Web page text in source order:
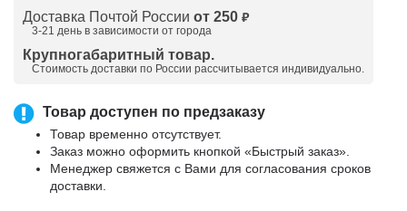
Доставка Почтой России от 250 ₽
3-21 день в зависимости от города
Крупногабаритный товар.
Стоимость доставки по России рассчитывается индивидуально.
Товар доступен по предзаказу
Товар временно отсутствует.
Заказ можно оформить кнопкой «Быстрый заказ».
Менеджер свяжется с Вами для согласования сроков
доставки.